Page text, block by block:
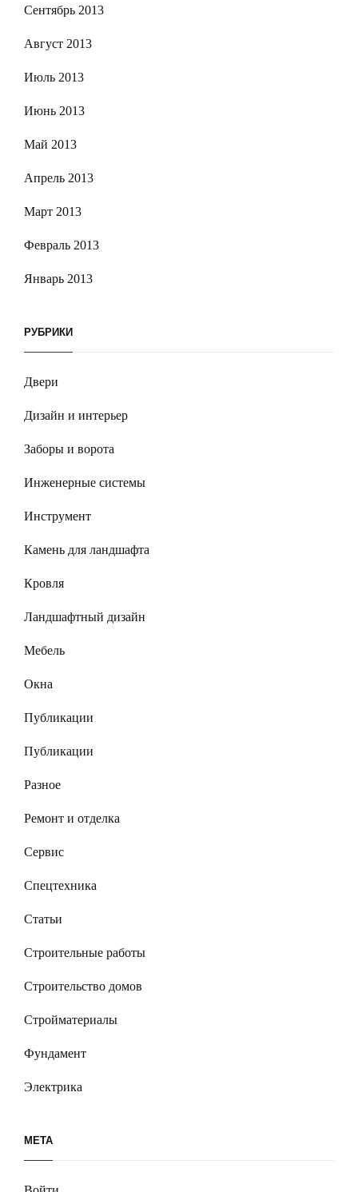
Сентябрь 2013
Август 2013
Июль 2013
Июнь 2013
Май 2013
Апрель 2013
Март 2013
Февраль 2013
Январь 2013
РУБРИКИ
Двери
Дизайн и интерьер
Заборы и ворота
Инженерные системы
Инструмент
Камень для ландшафта
Кровля
Ландшафтный дизайн
Мебель
Окна
Публикации
Публикации
Разное
Ремонт и отделка
Сервис
Спецтехника
Статьи
Строительные работы
Строительство домов
Стройматериалы
Фундамент
Электрика
МЕТА